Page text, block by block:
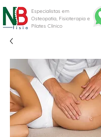
Especialistas em
Osteopatia, Fisioterapia e
Pilates Clínico